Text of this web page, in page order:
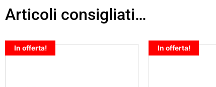
Articoli consigliati…
In offerta! In offerta!